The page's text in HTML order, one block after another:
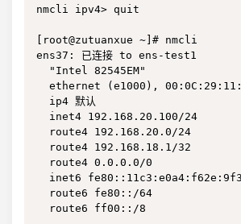
nmcli ipv4> quit
[root@zutuanxue ~]# nmcli
ens37: 已连接 to ens-test1
  "Intel 82545EM"
ethernet (e1000),
  ip4 默认
  inet4 192.168.20.100/24
  route4 192.168.20.0/24
  route4 192.168.18.1/32
  route4 0.0.0.0/0
inet6
  route6 fe80::/64
  route6 ff00::/8